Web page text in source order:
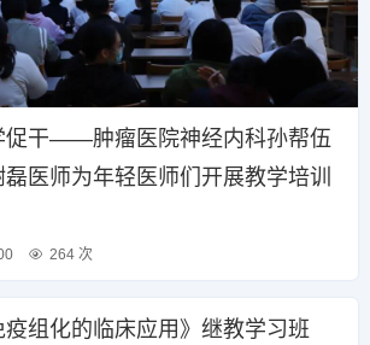
促干——肿瘤医院神经内科孙帮伍
医师为年轻医师们开展教学培训
264 次
组化的临床应用》继教学习班